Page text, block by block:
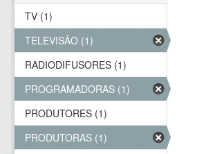
TV (1)
TELEVISÃO (1)
RADIODIFUSORES (1)
PROGRAMADORAS (1)
PRODUTORES (1)
PRODUTORAS (1)